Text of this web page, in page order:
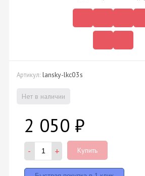
Артикул: lansky-lkc03s
Нет в наличии
2 050 ₽
- + Купить